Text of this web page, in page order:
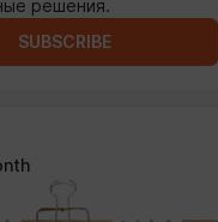
решения.
SUBSCRIBE